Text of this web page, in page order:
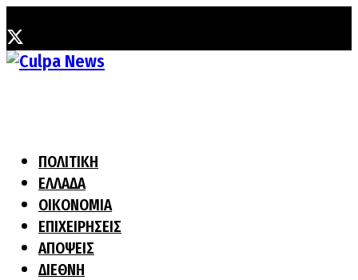
ΠΟΛΙΤΙΚΗ
ΕΛΛΑΔΑ
ΟΙΚΟΝΟΜΙΑ
ΕΠΙΧΕΙΡΗΣΕΙΣ
ΑΠΟΨΕΙΣ
ΔΙΕΘΝΗ